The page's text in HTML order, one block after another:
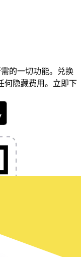
的一切功能。兑换
何隐藏费用。立即下